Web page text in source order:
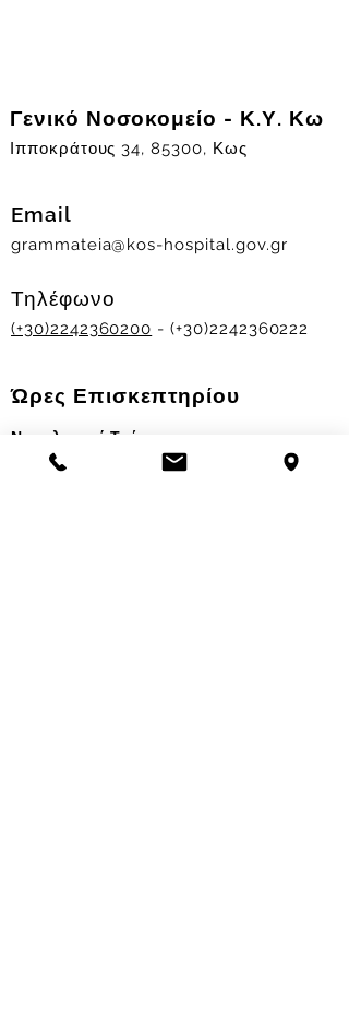
Γενικό Νοσοκομείο - Κ.Υ. Κω
Ιπποκράτους 34, 85300, Κως
Email
grammateia@kos-hospital.gov.gr
Τηλέφωνο
(+30)2242360200 - (+30)2242360222
Ώρες Επισκεπτηρίου
Νοσηλευτικά Τμήματα
Χειμερινό ωράριο: 11.00-13.00
17.30-19.30